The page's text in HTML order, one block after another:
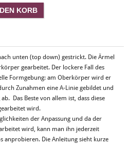
unten (top down) gestrickt. Die Ärmel
gearbeitet. Der lockere Fall des
Formgebung: am Oberkörper wird er
Zunahmen eine A-­Linie gebildet und
Das Beste von allem ist, dass diese
wird.
der Anpassung und da der
wird, kann man ihn jederzeit
anprobieren. Die Anleitung sieht kurze